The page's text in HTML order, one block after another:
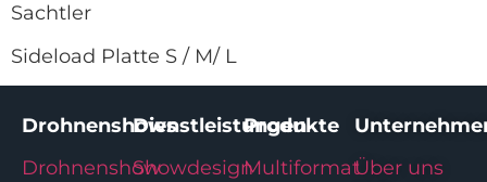
Sachtler
Sideload Platte S / M/ L
Drohnenshows
Drohnenshow
Dienstleistungen
Showdesign
Produkte
MultiformatÜber uns